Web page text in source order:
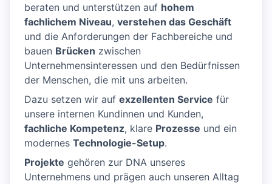
beraten und unterstützen auf hohem
fachlichem Niveau, verstehen das Geschäft
und die Anforderungen der Fachbereiche und
bauen Brücken zwischen
Unternehmensinteressen und den Bedürfnissen
der Menschen, die mit uns arbeiten.
Dazu setzen wir auf exzellenten Service für
unsere internen Kundinnen und Kunden,
fachliche Kompetenz, klare Prozesse und ein
modernes Technologie-Setup.
Projekte gehören zur DNA unseres
Unternehmens und prägen auch unseren Alltag